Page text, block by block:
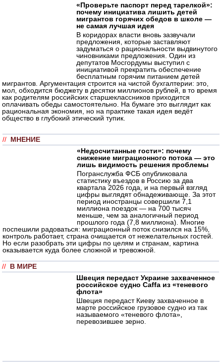
«Проверьте паспорт перед тарелкой»:
почему инициатива лишить детей
мигрантов горячих обедов в школе —
не самая лучшая идея
В коридорах власти вновь зазвучали
предложения, которые заставляют
задуматься о рациональности выдвинутого
чиновниками предложения. Один из
депутатов Мосгордумы выступил с
инициативой прекратить обеспечение
бесплатным горячим питанием детей
мигрантов. Аргументация строится на чистой бухгалтерии: это,
мол, обходится бюджету в десятки миллионов рублей, в то время
как родителям российских старшеклассников приходится
оплачивать обеды самостоятельно. На бумаге это выглядит как
рациональная экономия, но на практике такая идея ведёт
общество в глубокий этический тупик.
// МНЕНИЕ
«Недосчитанные гости»: почему
снижение миграционного потока — это
лишь видимость решения проблемы
Погранслужба ФСБ опубликовала
статистику въездов в Россию за два
квартала 2026 года, и на первый взгляд
цифры выглядят обнадеживающе. За этот
период иностранцы совершили 7,1
миллиона поездок — на 700 тысяч
меньше, чем за аналогичный период
прошлого года (7,8 миллиона). Многие
поспешили радоваться: миграционный поток снизился на 15%,
контроль работает, страна очищается от нежелательных гостей.
Но если разобрать эти цифры по целям и странам, картина
оказывается куда более сложной и тревожной.
// В МИРЕ
Швеция передаст Украине захваченное
российское судно Caffa из «теневого
флота»
Швеция передаст Киеву захваченное в
марте российское грузовое судно из так
называемого «теневого флота»,
перевозившее зерно.